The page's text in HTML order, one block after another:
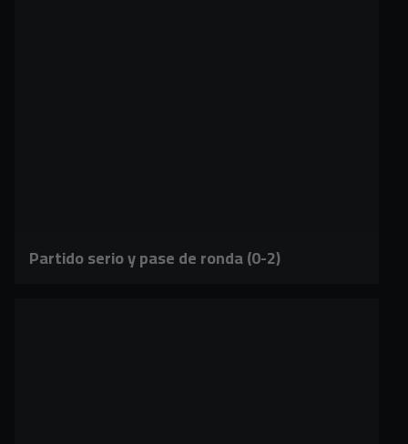
Partido serio y pase de ronda (0-2)